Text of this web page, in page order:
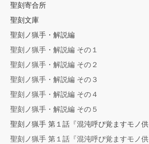
聖刻寄合所
聖刻文庫
聖刻ノ猟手・解説編
聖刻ノ猟手・解説編 その１
聖刻ノ猟手・解説編 その２
聖刻ノ猟手・解説編 その３
聖刻ノ猟手・解説編 その４
聖刻ノ猟手・解説編 その５
聖刻ノ猟手 第１話『混沌呼び覚ますモノ供
聖刻ノ猟手 第１話『混沌呼び覚ますモノ供